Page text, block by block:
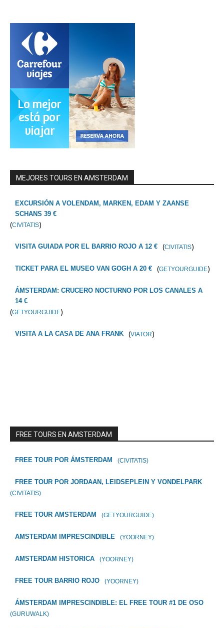
MEJORES TOURS EN AMSTERDAM
EXCURSIÓN A VOLENDAM, MARKEN, EDAM Y ZAANSE
SCHANS 39 €
(CIVITATIS)
VISITA GUIADA POR EL BARRIO ROJO A 12 € (CIVITATIS)
TICKET PARA EL MUSEO VAN GOGH A 20 € (GETYOURGUIDE)
ÁMSTERDAM: CRUCERO NOCTURNO POR LOS CANALES A
14 €
(GETYOURGUIDE)
VISITA A LA CASA DE ANA FRANK (VIATOR)
FREE TOURS EN AMSTERDAM
FREE TOUR POR ÁMSTERDAM (CIVITATIS)
FREE TOUR POR JORDAAN, LEIDSEPLEIN Y VONDELPARK
(CIVITATIS)
FREE TOUR AMSTERDAM (GETYOURGUIDE)
AMSTERDAM IMPRESCINDIBLE (YOORNEY)
AMSTERDAM HISTORICA (YOORNEY)
FREE TOUR BARRIO ROJO (YOORNEY)
ÁMSTERDAM IMPRESCINDIBLE: EL FREE TOUR #1 DE OSO
(GURUWALK)